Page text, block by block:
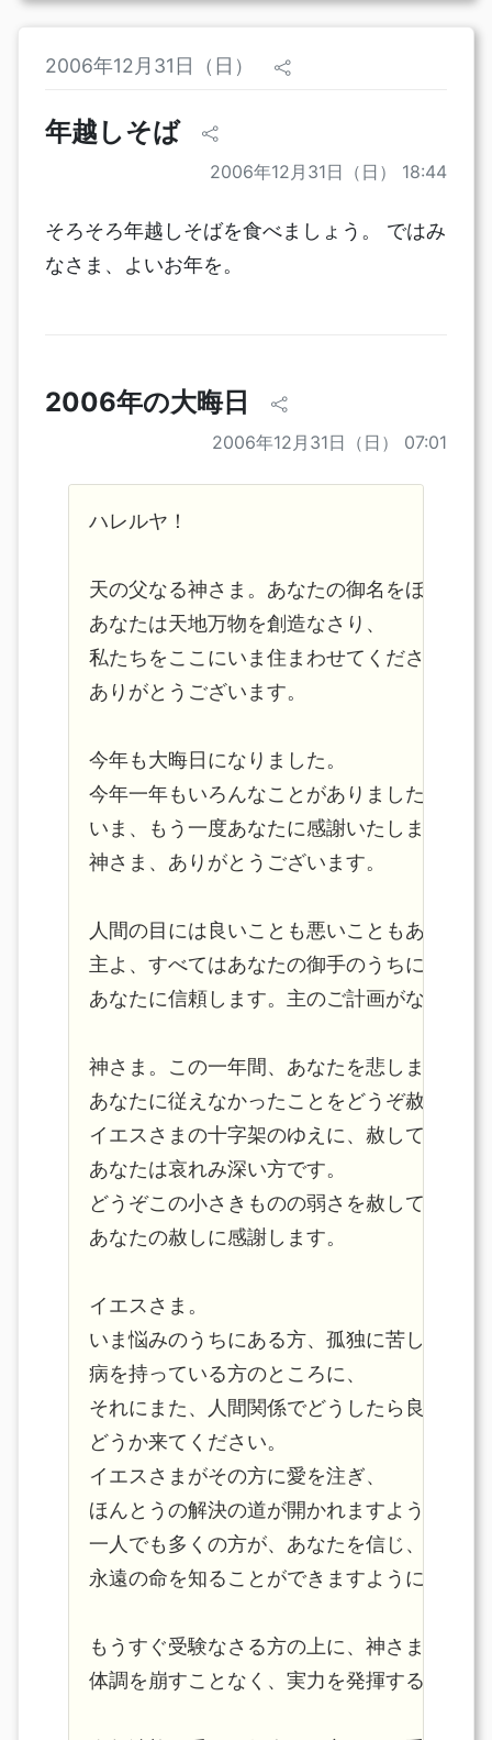
2006年12月31日（日）
年越しそば
2006年12月31日（日） 18:44
そろそろ年越しそばを食べましょう。 ではみ
なさま、よいお年を。
2006年の大晦日
2006年12月31日（日） 07:01
ハレルヤ！
天の父なる神さま。あなたの御名をほめたた
あなたは天地万物を創造なさり、
私たちをここにいま住まわせてくださってい
ありがとうございます。
今年も大晦日になりました。
今年一年もいろんなことがありましたが、
いま、もう一度あなたに感謝いたします。
神さま、ありがとうございます。
人間の目には良いことも悪いこともあります
主よ、すべてはあなたの御手のうちにありま
あなたに信頼します。主のご計画がなされま
神さま。この一年間、あなたを悲しませてし
あなたに従えなかったことをどうぞ赦してく
イエスさまの十字架のゆえに、赦してくださ
あなたは哀れみ深い方です。
どうぞこの小さきものの弱さを赦してくださ
あなたの赦しに感謝します。
イエスさま。
いま悩みのうちにある方、孤独に苦しんでい
病を持っている方のところに、
それにまた、人間関係でどうしたら良いか
どうか来てください。
イエスさまがその方に愛を注ぎ、
ほんとうの解決の道が開かれますように。
一人でも多くの方が、あなたを信じ、あな
永遠の命を知ることができますように。
もうすぐ受験なさる方の上に、神さまの守
体調を崩すことなく、実力を発揮することが